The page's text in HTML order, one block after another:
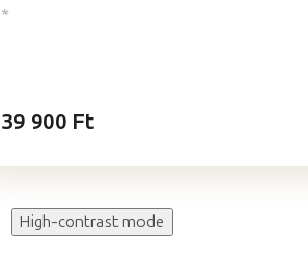
*
39 900 Ft
High-contrast mode